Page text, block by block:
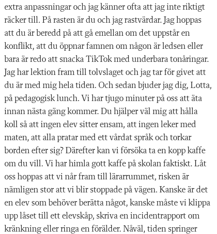
extra anpassningar och jag känner ofta att jag inte riktigt
räcker till. På rasten är du och jag rastvärdar. Jag hoppas
att du är beredd på att gå emellan om det uppstår en
konflikt, att du öppnar famnen om någon är ledsen eller
bara är redo att snacka TikTok med underbara tonåringar.
Jag har lektion fram till tolvslaget och jag tar för givet att
du är med mig hela tiden. Och sedan bjuder jag dig, Lotta,
på pedagogisk lunch. Vi har tjugo minuter på oss att äta
innan nästa gäng kommer. Du hjälper väl mig att hålla
koll så att ingen elev sitter ensam, att ingen leker med
maten, att alla pratar med ett vårdat språk och torkar
borden efter sig? Därefter kan vi försöka ta en kopp kaffe
om du vill. Vi har himla gott kaffe på skolan faktiskt. Låt
oss hoppas att vi når fram till lärarrummet, risken är
nämligen stor att vi blir stoppade på vägen. Kanske är det
en elev som behöver berätta något, kanske måste vi klippa
upp låset till ett elevskåp, skriva en incidentrapport om
kränkning eller ringa en förälder. Nåväl, tiden springer